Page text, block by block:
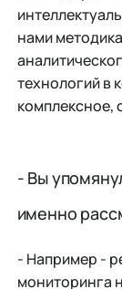
нами
технологий в
комплексное,
- Вы
именно
- Например -
мониторинга